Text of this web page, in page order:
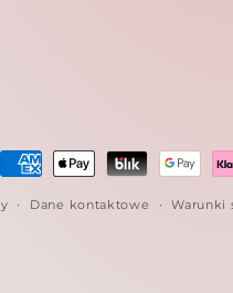
Metody
płatności
Dane kontaktowe Warunki